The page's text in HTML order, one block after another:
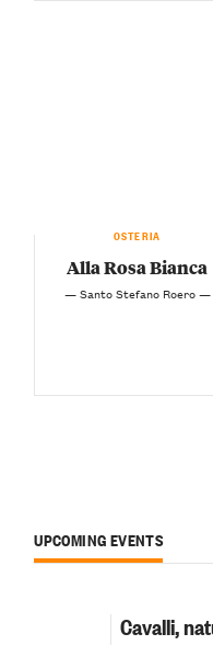
OSTERIA
Alla Rosa Bianca
— Santo Stefano Roero —
UPCOMING EVENTS
Cavalli,